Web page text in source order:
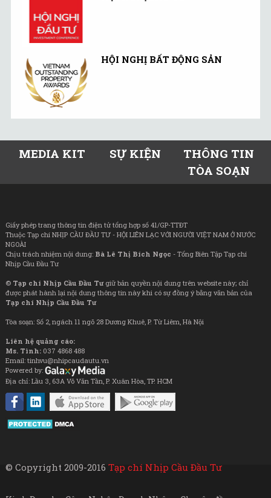
HỘI NGHỊ BẤT ĐỘNG SẢN
MEDIA KIT SỰ KIỆN
THÔNG TIN
TÒA SOẠN
Giấy phép trang thông tin điện tử tổng hợp số 41/GP-TTĐT
Thuộc Tạp chí NHỊP CẦU ĐẦU TƯ - HỘI LIÊN LẠC VỚI NGƯỜI VIỆT NAM Ở NƯỚC
NGOÀI
Chịu trách nhiệm nội dung: Bà Lê Thị Bích Ngọc - Tổng Biên Tập Tạp chí
Nhịp Cầu Đầu Tư
© Tạp chí Nhịp Cầu Đầu Tưgiữ bản quyền nội dung trên website này; chỉ
được phát hành lại nội dung thông tin này khi có sự đồng ý bằng văn bản của
Tạp chí Nhịp Cầu Đầu Tư
Tòa soạn: Số 2, ngách 11 ngõ 28 Dương Khuê, P. Từ Liêm, Hà Nội
Liên hệ quảng cáo:
Ms. Tình: 037 4868 488
Email: tinhvu@nhipcaudautu.vn
Powered by:
Địa chỉ: Lầu 3, 63A Võ Văn Tần, P. Xuân Hòa, TP. HCM
© Copyright 2009-2016 Tạp chí Nhịp Cầu Đầu Tư